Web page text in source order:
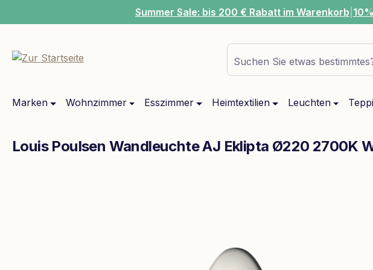
Zur Hauptnavigation springenSummer Sale: bis 200 € Rabatt im Warenkorb
Suchen Sie etwas
Marken Wohnzimmer Esszimmer Heimtextilien Leuchten
Louis Poulsen Wandleuchte AJ Eklipta Ø220 2700K